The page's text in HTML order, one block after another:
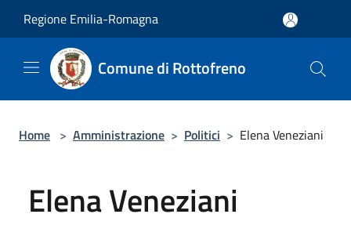
Regione Emilia-Romagna
Comune di Rottofreno
Home > Amministrazione > Politici > Elena Veneziani
Elena Veneziani